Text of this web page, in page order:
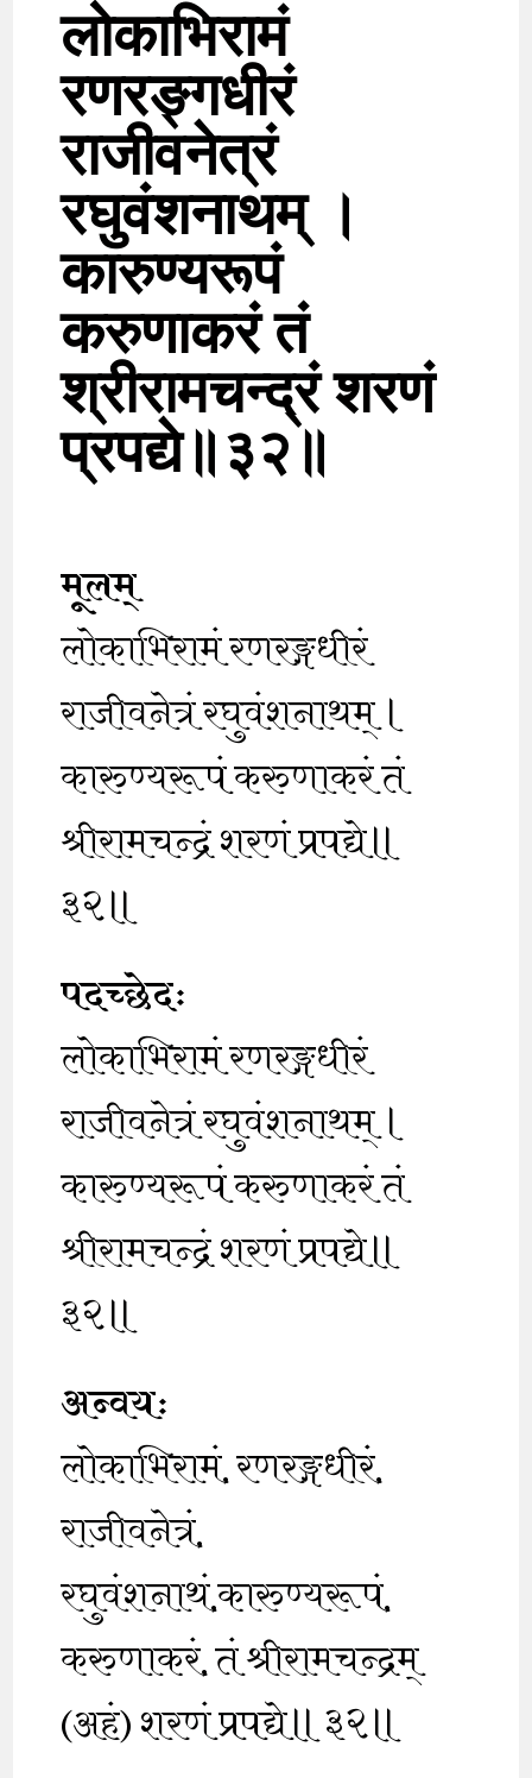
लोकाभिरामं
रणरङ्गधीरं
राजीवनेत्रं
रघुवंशनाथम् ।
कारुण्यरूपं
करुणाकरं तं
श्रीरामचन्द्रं शरणं
प्रपद्ये॥३२॥
मूलम्
लोकाभिरामं रणरङ्गधीरं
राजीवनेत्रं रघुवंशनाथम् ।
कारुण्यरूपं करुणाकरं तं
श्रीरामचन्द्रं शरणं प्रपद्ये॥
३२॥
पदच्छेदः
लोकाभिरामं रणरङ्गधीरं
राजीवनेत्रं रघुवंशनाथम् ।
कारुण्यरूपं करुणाकरं तं
श्रीरामचन्द्रं शरणं प्रपद्ये॥
३२॥
अन्वयः
लोकाभिरामं, रणरङ्गधीरं,
राजीवनेत्रं,
रघुवंशनाथं,कारुण्यरूपं,
करुणाकरं, तं श्रीरामचन्द्रम्
(अहं) शरणं प्रपद्ये॥३२॥